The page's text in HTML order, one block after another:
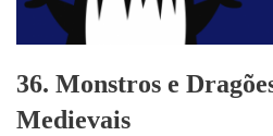
36. Monstros e
Medievais